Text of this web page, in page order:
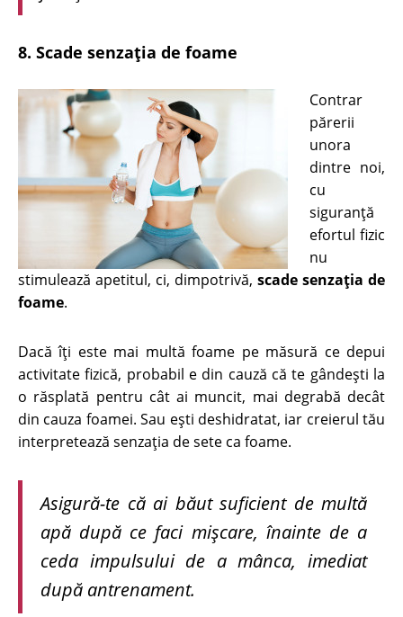
8. Scade senzaţia de foame
Contrar
părerii
unora
dintre noi,
cu
siguranţă
efortul fizic
nu
stimulează apetitul, ci, dimpotrivă, scade senzaţia de
foame.
Dacă îţi este mai multă foame pe măsură ce depui
activitate fizică, probabil e din cauză că te gândeşti la
o răsplată pentru cât ai muncit, mai degrabă decât
din cauza foamei. Sau eşti deshidratat, iar creierul tău
interpretează senzaţia de sete ca foame.
Asigură-te că ai băut suficient de multă
apă după ce faci mişcare, înainte de a
ceda impulsului de a mânca, imediat
după antrenament.